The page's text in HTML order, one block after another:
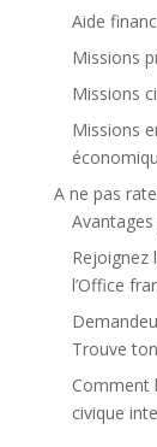
Aide
Missions
Missions
Missions
A ne pas
Rejoignez
l’Office
Trouve
Comment
civique